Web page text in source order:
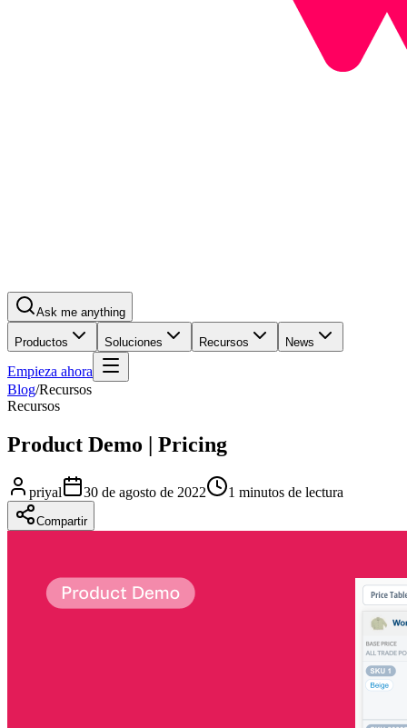
Ask me anything
Productos Soluciones Recursos News
Empieza ahora
Blog/Recursos
Recursos
Product Demo | Pricing
priyal 30 de agosto de 2022 1 minutos de lectura
Compartir